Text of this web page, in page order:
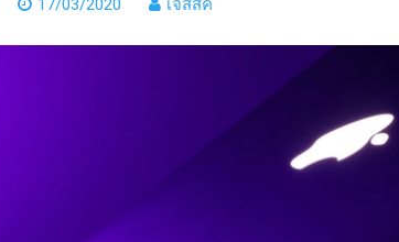
17/03/2020 เจสสิค